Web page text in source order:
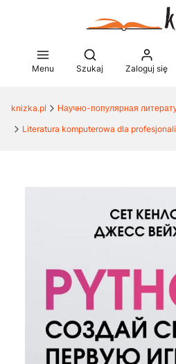
Menu
Otwórz
Szukaj Zaloguj się
knizka.pl Научно-популярная